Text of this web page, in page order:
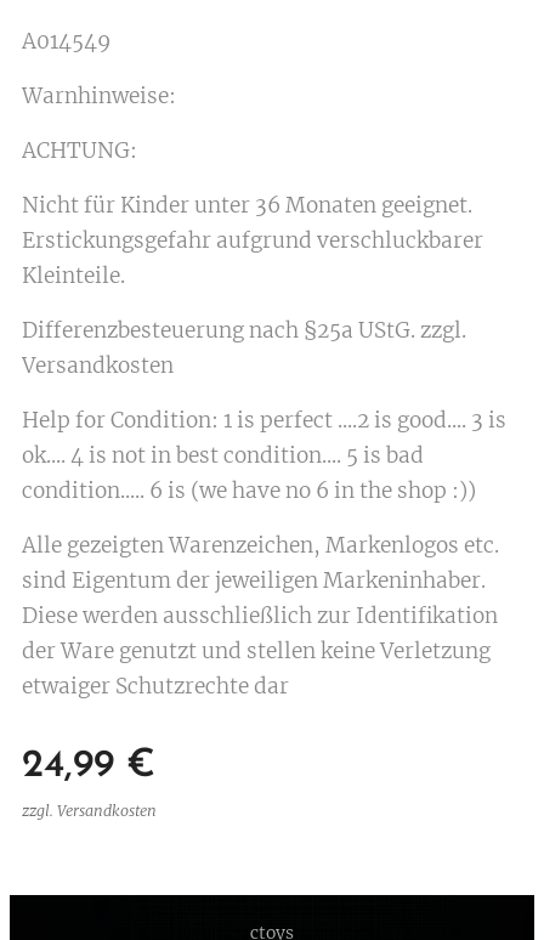
A014549
Warnhinweise:
ACHTUNG:
Nicht für Kinder unter 36 Monaten geeignet.
Erstickungsgefahr aufgrund verschluckbarer
Kleinteile.
Differenzbesteuerung nach §25a UStG. zzgl.
Versandkosten
Help for Condition: 1 is perfect ....2 is good.... 3 is
ok.... 4 is not in best condition.... 5 is bad
condition..... 6 is (we have no 6 in the shop :))
Alle gezeigten Warenzeichen, Markenlogos etc.
sind Eigentum der jeweiligen Markeninhaber.
Diese werden ausschließlich zur Identifikation
der Ware genutzt und stellen keine Verletzung
etwaiger Schutzrechte dar
24,99 €
zzgl. Versandkosten
ctoys